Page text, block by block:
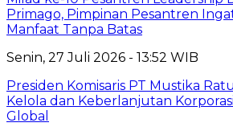
Primago, Pimpinan Pesantren
Manfaat Tanpa Batas
Senin, 27 Juli 2026 - 13:52 WIB
Presiden Komisaris PT Mustika
Kelola dan Keberlanjutan
Global